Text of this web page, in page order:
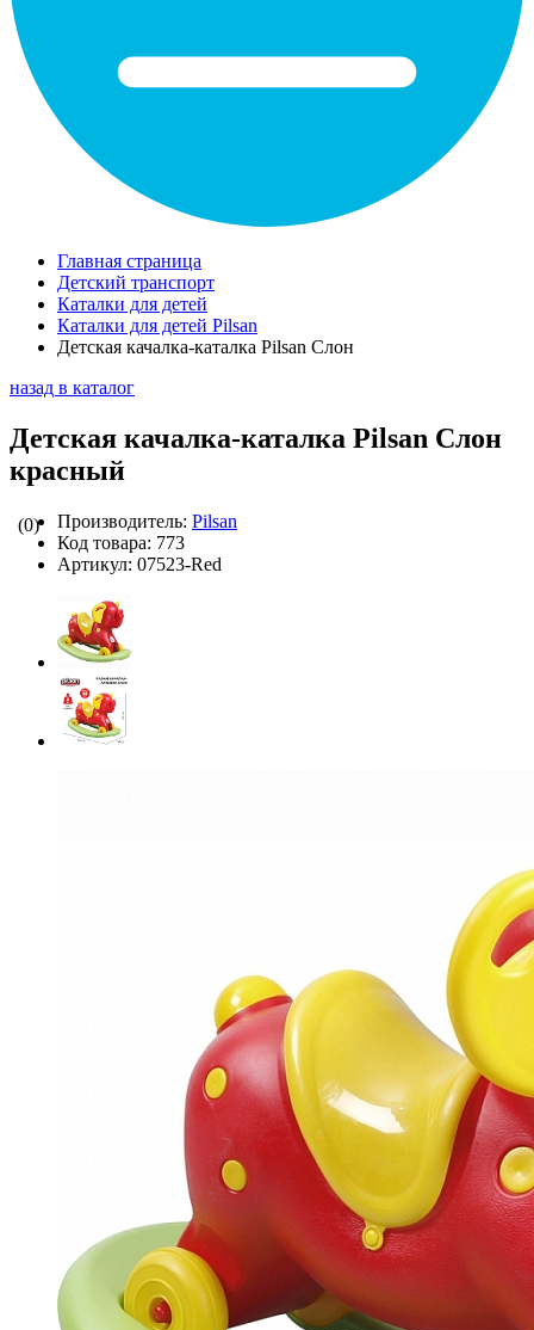
Главная страница
Детский транспорт
Каталки для детей
Каталки для детей Pilsan
Детская качалка-каталка Pilsan Слон
назад в каталог
Детская качалка-каталка Pilsan Слон
красный
(0) Производитель: Pilsan
Код товара: 773
Артикул: 07523-Red